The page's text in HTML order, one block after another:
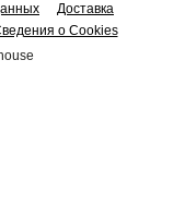
Доставка
о Cookies